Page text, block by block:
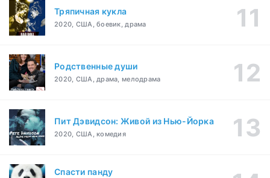
Тряпичная кукла
2020, США, боевик, драма
Родственные души
2020, США, драма, мелодрама
Пит Дэвидсон: Живой из Нью-Йорка
2020, США, комедия
Спасти панду